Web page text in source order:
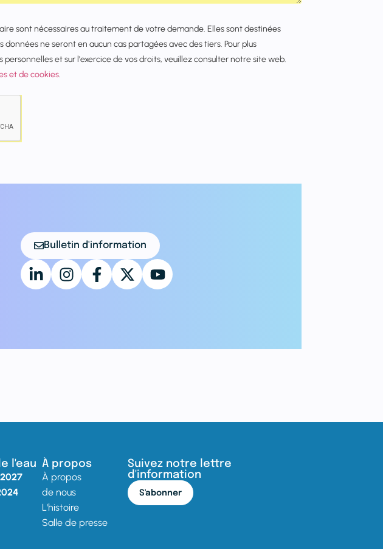
sont nécessaires au traitement de votre demande. Elles sont destinées
ne seront en aucun cas partagées avec des tiers. Pour plus
et sur l'exercice de vos droits, veuillez consulter notre site web.
et de cookies.
Bulletin d'information
l'eau À propos
À propos
de nous
L'histoire
Salle de presse
Suivez notre lettre
d'information
S'abonner